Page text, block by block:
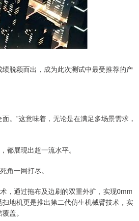
脱颖而出，成为此次测试中最受推荐的产
。”这意味着，无论是在满足多场景需求，
都展现出超一流水平。
角一网打尽。
，通过拖布及边刷的双重外扩，实现0mm
地机更是推出第二代仿生机械臂技术，实
盖。